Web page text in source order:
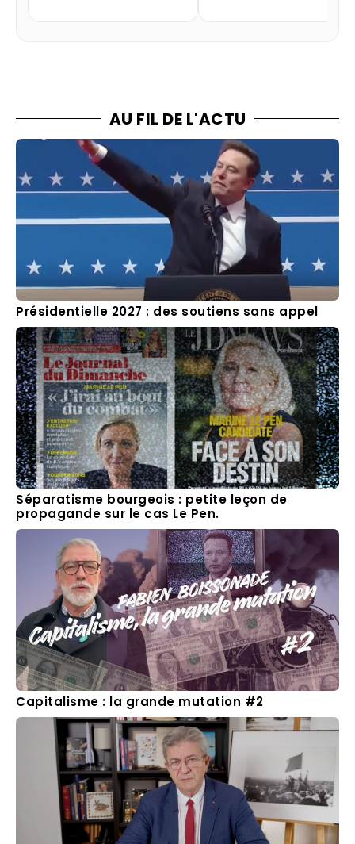
AU FIL DE L'ACTU
Présidentielle 2027 : des soutiens sans appel
Séparatisme bourgeois : petite leçon de
propagande sur le cas Le Pen.
Capitalisme : la grande mutation #2